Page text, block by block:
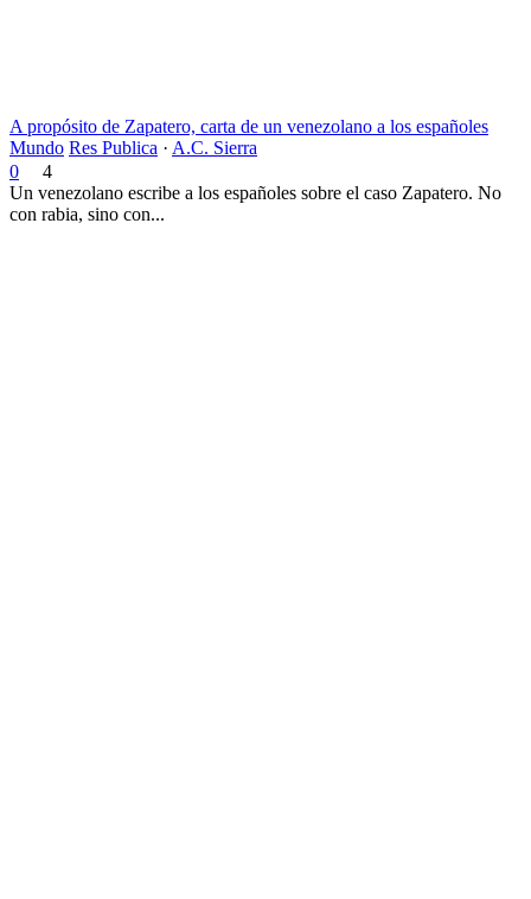
A propósito de Zapatero, carta de un venezolano a los españoles
Mundo Res Publica · A.C. Sierra
0
4
Un venezolano escribe a los españoles sobre el caso Zapatero. No
con rabia, sino con...